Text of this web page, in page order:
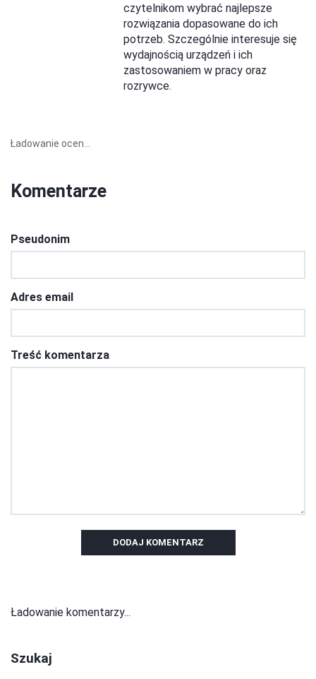
czytelnikom wybrać najlepsze
rozwiązania dopasowane do ich
potrzeb. Szczególnie interesuje się
wydajnością urządzeń i ich
zastosowaniem w pracy oraz
rozrywce.
Ładowanie ocen...
Komentarze
Pseudonim
Adres email
Treść komentarza
DODAJ KOMENTARZ
Ładowanie komentarzy...
Szukaj